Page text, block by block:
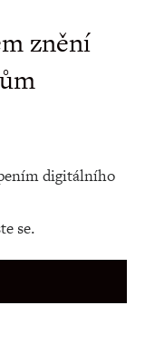
znění
digitálního
se.